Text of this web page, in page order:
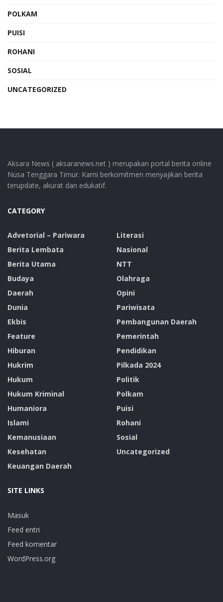
POLKAM
PUISI
ROHANI
SOSIAL
UNCATEGORIZED
Aksara News ( aksaranews.net ) merupakan portal berita online
Nusa Tenggara Timur. Kami berkomitmen menyajikan berita
terupdate, akurat dan edukatif.
CATEGORY
Advetorial – Pariwara
Berita Lembata
Berita Utama
Budaya
Daerah
Dunia
Ekbis
Feature
Hiburan
Hukrim
Hukum
Hukum Kriminal
Humaniora
Islami
Kemanusiaan
Kesehatan
Keuangan Daerah
Literasi
Nasional
NTT
Olahraga
Opini
Pariwisata
Pembangunan Daerah
Pemerintah
Pendidikan
Pilkada 2024
Politik
Polkam
Puisi
Rohani
Sosial
Uncategorized
SITE LINKS
Masuk
Feed entri
Feed komentar
WordPress.org